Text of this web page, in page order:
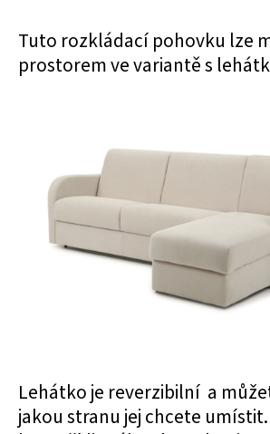
Tuto rozkládací pohovku lze
prostorem ve variantě s
Lehátko je reverzibilní a
jakou stranu jej chcete